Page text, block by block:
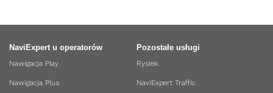
NaviExpert u operatorów
Nawigacja Play
Nawigacja Plus
Pozostałe usługi
Rysiek
NaviExpert Traffic